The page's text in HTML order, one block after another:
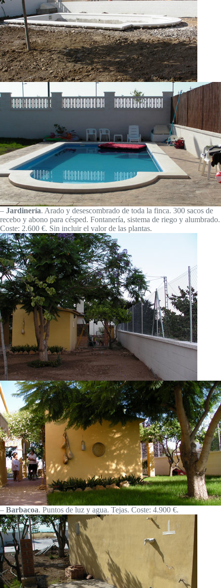
– Jardinería. Arado y desescombrado de toda la finca. 300 sacos de
recebo y abono para césped. Fontanería, sistema de riego y alumbrado.
Coste: 2.600 €. Sin incluir el valor de las plantas.
– Barbacoa. Puntos de luz y agua. Tejas. Coste: 4.900 €.